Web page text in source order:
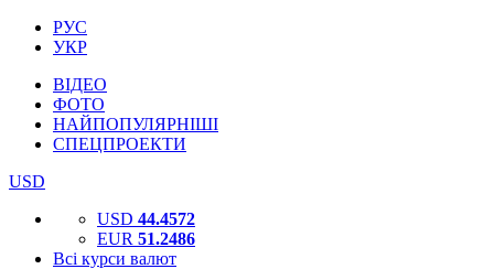
РУС
УКР
ВІДЕО
ФОТО
НАЙПОПУЛЯРНІШІ
СПЕЦПРОЕКТИ
USD
USD 44.4572
EUR 51.2486
Всі курси валют